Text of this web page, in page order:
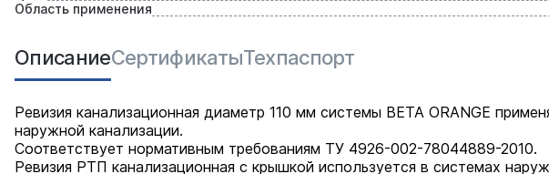
Область применения
ОписаниеСертификатыТехпаспорт
Ревизия канализационная диаметр 110 мм системы BETA ORANGE
наружной канализации.
Соответствует нормативным требованиям ТУ 4926-002-78044889-2010.
Ревизия РТП канализационная с крышкой используется в системах